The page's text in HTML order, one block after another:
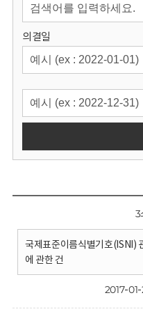
의결일
3
국제표준이름식별기호(ISNI)
에 관한 건
2017-